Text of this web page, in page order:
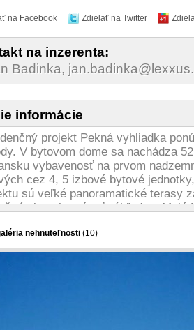
na Facebook Zdielať na Twitter
na inzerenta:
Badinka,
informácie
projekt Pekná vyhliadka
V bytovom dome sa nachádza
vybavenosť na prvom
cez 4, 5 izbové bytové
sú veľké panoramatické terasy
si vychutnávať výhľad na
mesto, ktorá ponúka
vybavenosť na mieste
nehnuteľnosti (10)